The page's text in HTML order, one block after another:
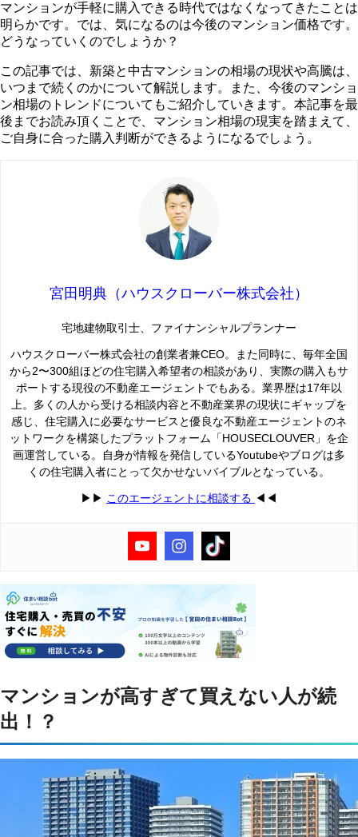
マンションが手軽に購入できる時代ではなくなってきたことは
明らかです。では、気になるのは今後のマンション価格です。
どうなっていくのでしょうか？
この記事では、新築と中古マンションの相場の現状や高騰は、
いつまで続くのかについて解説します。また、今後のマンショ
ン相場のトレンドについてもご紹介していきます。本記事を最
後までお読み頂くことで、マンション相場の現実を踏まえて、
ご自身に合った購入判断ができるようになるでしょう。
宮田明典（ハウスクローバー株式会社）
宅地建物取引士、ファイナンシャルプランナー
ハウスクローバー株式会社の創業者兼CEO。また同時に、毎年全国
から2〜300組ほどの住宅購入希望者の相談があり、実際の購入もサ
ポートする現役の不動産エージェントでもある。業界歴は17年以
上。多くの人から受ける相談内容と不動産業界の現状にギャップを
感じ、住宅購入に必要なサービスと優良な不動産エージェントのネ
ットワークを構築したプラットフォーム「HOUSECLOUVER」を企
画運営している。自身が情報を発信しているYoutubeやブログは多
くの住宅購入者にとって欠かせないバイブルとなっている。
▶︎▶︎ このエージェントに相談する ◀︎◀︎
マンションが高すぎて買えない人が続
出！？